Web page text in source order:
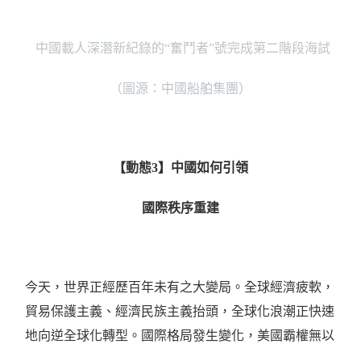
中國載人深潛新紀錄的“奮鬥者”號完成第二階段海試
（圖源：中國船舶集團）
【動態3】中國如何引領
國際秩序重建
今天，世界正經歷百年未有之大變局。全球經濟疲軟，
貿易保護主義、經濟民族主義抬頭，全球化浪潮正快速
地向逆全球化轉型。國際格局發生變化，美國霸權無以